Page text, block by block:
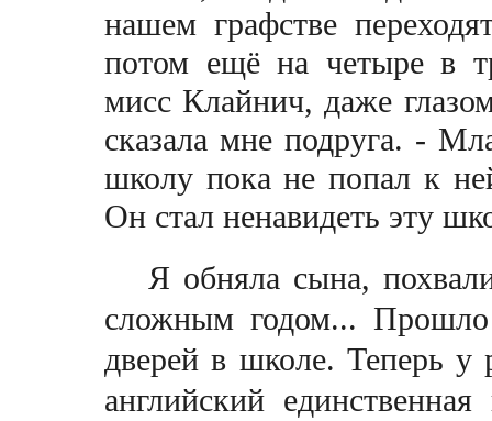
нашем графстве
потом ещё на четыре в
мисс Клайнич, даже
сказала мне подруга. -
школу пока не попал к
Он стал ненавидеть эту
Я обняла сына,
сложным годом...
дверей в школе. Теперь у
английский